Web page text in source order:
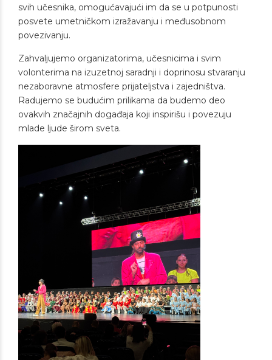
svih učesnika, omogućavajući im da se u potpunosti
posvete umetničkom izražavanju i međusobnom
povezivanju.
Zahvaljujemo organizatorima, učesnicima i svim
volonterima na izuzetnoj saradnji i doprinosu stvaranju
nezaboravne atmosfere prijateljstva i zajedništva.
Radujemo se budućim prilikama da budemo deo
ovakvih značajnih događaja koji inspirišu i povezuju
mlade ljude širom sveta.